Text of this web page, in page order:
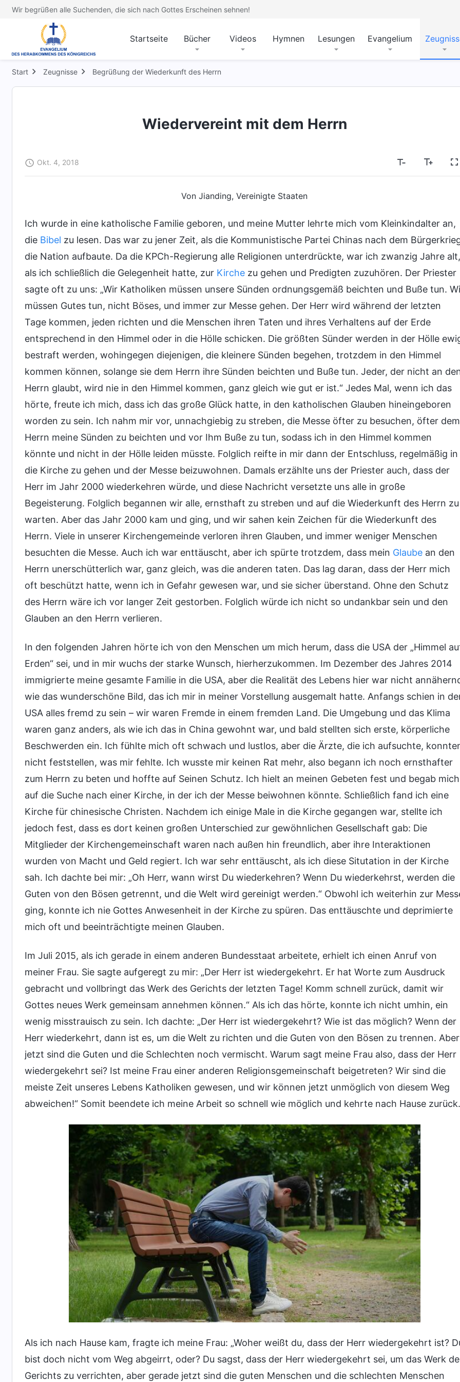
Wir begrüßen alle Suchenden, die sich nach Gottes Erscheinen sehnen!
Startseite Bücher Videos Hymnen Lesungen Evangelium
Start Zeugnisse Begrüßung der Wiederkunft des Herrn
Wiedervereint mit dem Herrn
Okt. 4, 2018
Von Jianding, Vereinigte Staaten
Ich wurde in eine katholische Familie geboren, und meine Mutter lehrte mich vom Kleinkindalter an,
die Bibel zu lesen. Das war zu jener Zeit, als die Kommunistische Partei Chinas nach dem
die Nation aufbaute. Da die KPCh-Regierung alle Religionen unterdrückte, war ich zwanzig Jahre alt,
als ich schließlich die Gelegenheit hatte, zur Kirche zu gehen und Predigten zuzuhören. Der Priester
sagte oft zu uns: „Wir Katholiken müssen unsere Sünden ordnungsgemäß beichten und Buße tun.
müssen Gutes tun, nicht Böses, und immer zur Messe gehen. Der Herr wird während der letzten
Tage kommen, jeden richten und die Menschen ihren Taten und ihres Verhaltens auf der Erde
entsprechend in den Himmel oder in die Hölle schicken. Die größten Sünder werden in der Hölle
bestraft werden, wohingegen diejenigen, die kleinere Sünden begehen, trotzdem in den Himmel
kommen können, solange sie dem Herrn ihre Sünden beichten und Buße tun. Jeder, der nicht an
Herrn glaubt, wird nie in den Himmel kommen, ganz gleich wie gut er ist.“ Jedes Mal, wenn ich das
hörte, freute ich mich, dass ich das große Glück hatte, in den katholischen Glauben hineingeboren
worden zu sein. Ich nahm mir vor, unnachgiebig zu streben, die Messe öfter zu besuchen, öfter dem
Herrn meine Sünden zu beichten und vor Ihm Buße zu tun, sodass ich in den Himmel kommen
könnte und nicht in der Hölle leiden müsste. Folglich reifte in mir dann der Entschluss, regelmäßig in
die Kirche zu gehen und der Messe beizuwohnen. Damals erzählte uns der Priester auch, dass der
Herr im Jahr 2000 wiederkehren würde, und diese Nachricht versetzte uns alle in große
Begeisterung. Folglich begannen wir alle, ernsthaft zu streben und auf die Wiederkunft des Herrn zu
warten. Aber das Jahr 2000 kam und ging, und wir sahen kein Zeichen für die Wiederkunft des
Herrn. Viele in unserer Kirchengemeinde verloren ihren Glauben, und immer weniger Menschen
besuchten die Messe. Auch ich war enttäuscht, aber ich spürte trotzdem, dass mein Glaube an den
Herrn unerschütterlich war, ganz gleich, was die anderen taten. Das lag daran, dass der Herr mich
oft beschützt hatte, wenn ich in Gefahr gewesen war, und sie sicher überstand. Ohne den Schutz
des Herrn wäre ich vor langer Zeit gestorben. Folglich würde ich nicht so undankbar sein und den
Glauben an den Herrn verlieren.
In den folgenden Jahren hörte ich von den Menschen um mich herum, dass die USA der „Himmel
Erden“ sei, und in mir wuchs der starke Wunsch, hierherzukommen. Im Dezember des Jahres 2014
immigrierte meine gesamte Familie in die USA, aber die Realität des Lebens hier war nicht
wie das wunderschöne Bild, das ich mir in meiner Vorstellung ausgemalt hatte. Anfangs schien in
USA alles fremd zu sein – wir waren Fremde in einem fremden Land. Die Umgebung und das Klima
waren ganz anders, als wie ich das in China gewohnt war, und bald stellten sich erste, körperliche
Beschwerden ein. Ich fühlte mich oft schwach und lustlos, aber die Ärzte, die ich aufsuchte,
nicht feststellen, was mir fehlte. Ich wusste mir keinen Rat mehr, also begann ich noch ernsthafter
zum Herrn zu beten und hoffte auf Seinen Schutz. Ich hielt an meinen Gebeten fest und begab mich
auf die Suche nach einer Kirche, in der ich der Messe beiwohnen könnte. Schließlich fand ich eine
Kirche für chinesische Christen. Nachdem ich einige Male in die Kirche gegangen war, stellte ich
jedoch fest, dass es dort keinen großen Unterschied zur gewöhnlichen Gesellschaft gab: Die
Mitglieder der Kirchengemeinschaft waren nach außen hin freundlich, aber ihre Interaktionen
wurden von Macht und Geld regiert. Ich war sehr enttäuscht, als ich diese Situtation in der Kirche
sah. Ich dachte bei mir: „Oh Herr, wann wirst Du wiederkehren? Wenn Du wiederkehrst, werden die
Guten von den Bösen getrennt, und die Welt wird gereinigt werden.“ Obwohl ich weiterhin zur
ging, konnte ich nie Gottes Anwesenheit in der Kirche zu spüren. Das enttäuschte und deprimierte
mich oft und beeinträchtigte meinen Glauben.
Im Juli 2015, als ich gerade in einem anderen Bundesstaat arbeitete, erhielt ich einen Anruf von
meiner Frau. Sie sagte aufgeregt zu mir: „Der Herr ist wiedergekehrt. Er hat Worte zum Ausdruck
gebracht und vollbringt das Werk des Gerichts der letzten Tage! Komm schnell zurück, damit wir
Gottes neues Werk gemeinsam annehmen können.“ Als ich das hörte, konnte ich nicht umhin, ein
wenig misstrauisch zu sein. Ich dachte: „Der Herr ist wiedergekehrt? Wie ist das möglich? Wenn der
Herr wiederkehrt, dann ist es, um die Welt zu richten und die Guten von den Bösen zu trennen. Aber
jetzt sind die Guten und die Schlechten noch vermischt. Warum sagt meine Frau also, dass der Herr
wiedergekehrt sei? Ist meine Frau einer anderen Religionsgemeinschaft beigetreten? Wir sind die
meiste Zeit unseres Lebens Katholiken gewesen, und wir können jetzt unmöglich von diesem Weg
abweichen!“ Somit beendete ich meine Arbeit so schnell wie möglich und kehrte nach Hause zurück.
Als ich nach Hause kam, fragte ich meine Frau: „Woher weißt du, dass der Herr wiedergekehrt ist?
bist doch nicht vom Weg abgeirrt, oder? Du sagst, dass der Herr wiedergekehrt sei, um das Werk
Gerichts zu verrichten, aber gerade jetzt sind die guten Menschen und die schlechten Menschen